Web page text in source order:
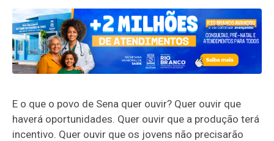
E o que o povo de Sena quer ouvir? Quer ouvir que
haverá oportunidades. Quer ouvir que a produção terá
incentivo. Quer ouvir que os jovens não precisarão